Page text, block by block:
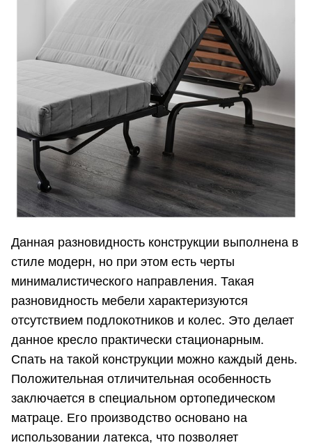
Данная разновидность конструкции выполнена в
стиле модерн, но при этом есть черты
минималистического направления. Такая
разновидность мебели характеризуются
отсутствием подлокотников и колес. Это делает
данное кресло практически стационарным.
Спать на такой конструкции можно каждый день.
Положительная отличительная особенность
заключается в специальном ортопедическом
матраце. Его производство основано на
использовании латекса, что позволяет